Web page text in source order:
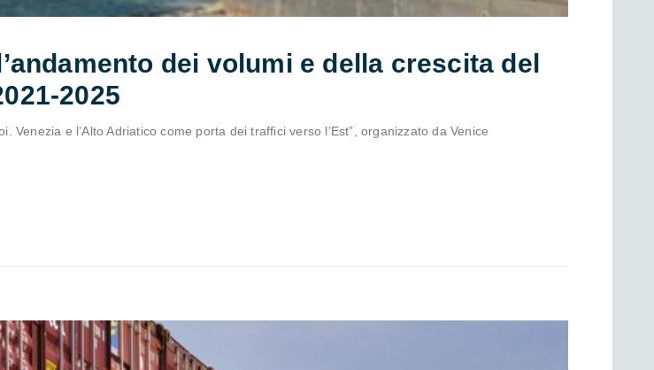
dei volumi e della crescita del
2025
e l’Alto Adriatico come porta dei traffici verso l’Est”, organizzato da Venice